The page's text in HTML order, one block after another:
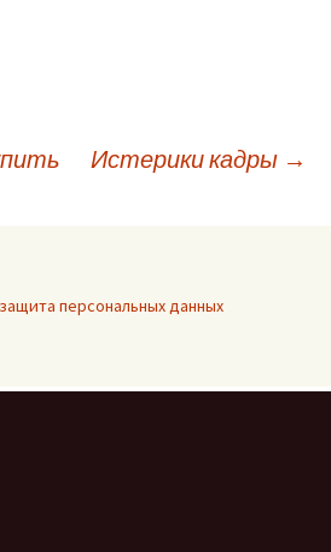
Истерики кадры →
персональных данных